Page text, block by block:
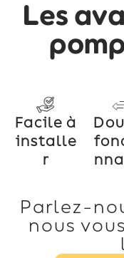
Les
Facile à
installe
r
Parlez-
nous